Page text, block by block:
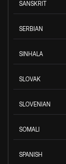
SANSKRIT
SERBIAN
SINHALA
SLOVAK
SLOVENIAN
SOMALI
SPANISH